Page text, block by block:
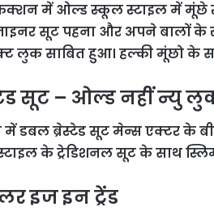
फंक्शन में ओल्ड स्कूल स्टाइल में मूंछे
सूट पहना और अपने बालों के
लुक साबित हुआ। हल्की मूंछो के
सूट – ओल्ड नहीं न्यु
डबल ब्रेस्टेड सूट मेन्स एक्टर के
के ट्रेडिशनल सूट के साथ
इज इन ट्रेंड